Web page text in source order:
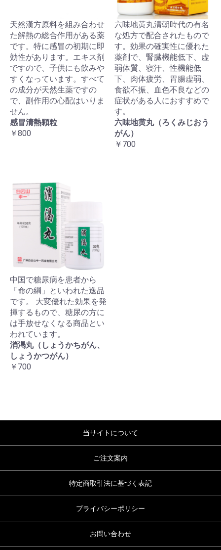
天然漢方原料を組み合わせ
た解熱の総合作用がある薬
です。特に感冒の初期に即
効性があります。エキス剤
ですので、子供にも飲みや
すくなっています。すべて
の成分が天然生薬ですの
で、副作用の心配はいりま
せん。
感冒清熱顆粒
￥800
六味地黄丸清朝時代の有名
な処方で配合されたもので
す。効果の確実性に優れた
薬剤で、腎臓機能低下、虚
弱体質、寝汗、性機能低
下、肉体疲労、胃腸虚弱、
食欲不振、血色不良などの
症状がある人におすすめで
す。
六味地黄丸（ろくみじおう
がん）
￥700
中国で糖尿病を患者から
「命の綱」といわれた逸品
です。 大変優れた効果を発
揮するもので、糖尿の方に
は手放せなくなる商品とい
われています。
消渇丸（しょうかちがん、
しょうかつがん）
￥700
当サイトについて
ご注文案内
特定商取引法に基づく表記
プライバシーポリシー
お問い合わせ